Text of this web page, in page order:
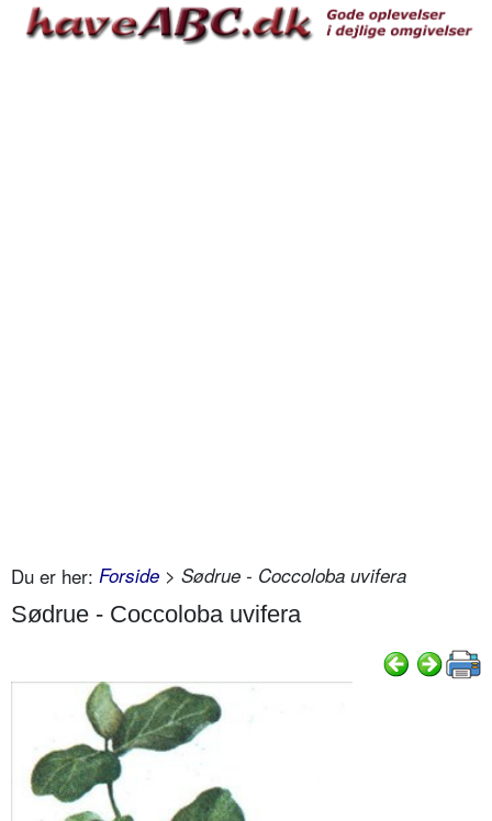
Du er her: Forside > Sødrue - Coccoloba uvifera
Sødrue - Coccoloba uvifera